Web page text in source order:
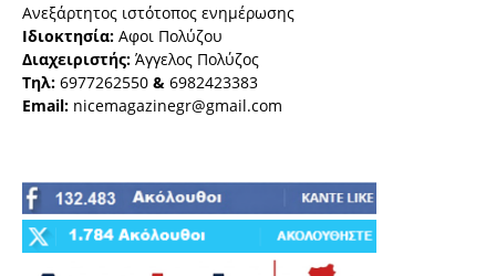
Ανεξάρτητος ιστότοπος ενημέρωσης
Ιδιοκτησία: Αφοι Πολύζου
Διαχειριστής: Άγγελος Πολύζος
Τηλ: 6977262550 & 6982423383
Email: nicemagazinegr@gmail.com